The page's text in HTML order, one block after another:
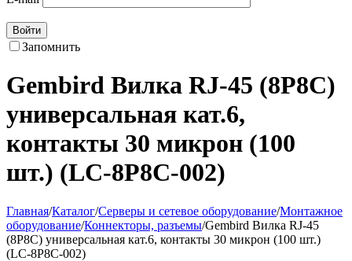
Войти
Запомнить
Gembird Вилка RJ-45 (8P8C)
универсальная кат.6,
контакты 30 микрон (100
шт.) (LC-8P8C-002)
Главная/Каталог/Серверы и сетевое оборудование/Монтажное
оборудование/Коннекторы, разъемы/Gembird Вилка RJ-45
(8P8C) универсальная кат.6, контакты 30 микрон (100 шт.)
(LC-8P8C-002)